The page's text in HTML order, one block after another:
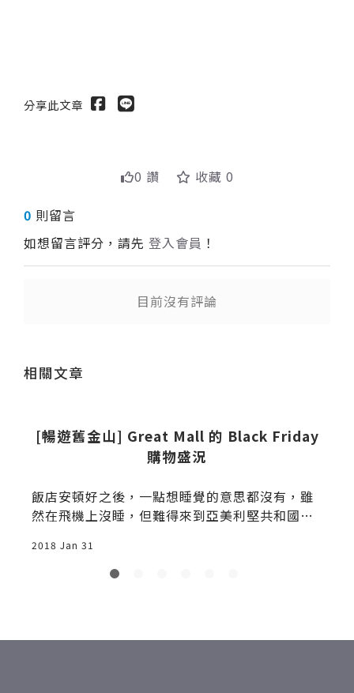
分享此文章
0 讚 收藏 0
0 則留言
如想留言評分，請先 登入會員 ！
目前沒有評論
相關文章
[暢遊舊金山] Great Mall 的 Black Friday
購物盛況
飯店安頓好之後，一點想睡覺的意思都沒有，雖
然在飛機上沒睡，但難得來到亞美利堅共和國，
去 outlet 感受一下氣氛，好啦，不僅感受氣
氛，是去參戰啦！Hyatt Place 對面就是 Conve
2018 Jan 31